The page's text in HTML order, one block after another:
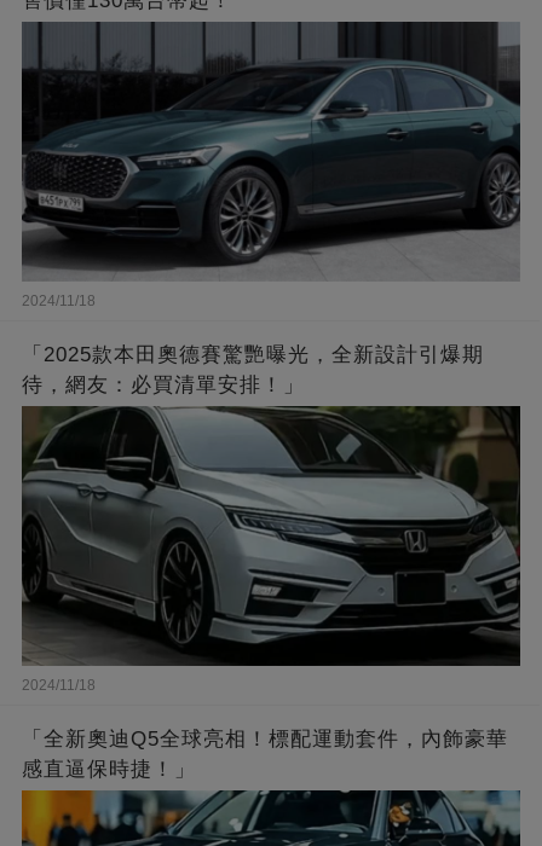
2024/11/18
「2025款本田奧德賽驚艷曝光，全新設計引爆期
待，網友：必買清單安排！」
2024/11/18
「全新奧迪Q5全球亮相！標配運動套件，內飾豪華
感直逼保時捷！」